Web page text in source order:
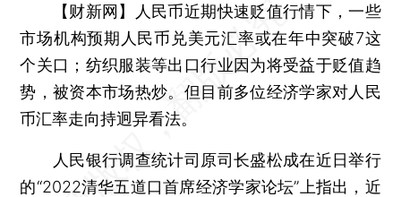
【财新网】
人民币近期快速贬值行情下，一些
市场机构预期人民币兑美元汇率或在年中突破7这
个关口；纺织服装等出口行业因为将受益于贬值趋
势，被资本市场热炒。但目前多位经济学家对人民
币汇率走向持迥异看法。
人民银行调查统计司原司长盛松成在近日举行
的“2022清华五道口首席经济学家论坛”上指出，近